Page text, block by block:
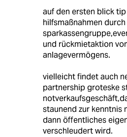
auf den ersten blick
hilfsmaßnahmen
und rückmietaktion
anlagevermögens.
vielleicht findet auch
partnership groteske
staunend zur kenntnis
dann öffentliches
verschleudert wird.